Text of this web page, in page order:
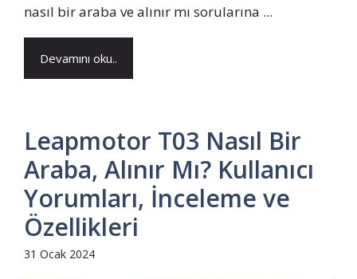
nasıl bir araba ve alınır mı sorularına ...
Devamını oku..
Leapmotor T03 Nasıl Bir
Araba, Alınır Mı? Kullanıcı
Yorumları, İnceleme ve
Özellikleri
31 Ocak 2024